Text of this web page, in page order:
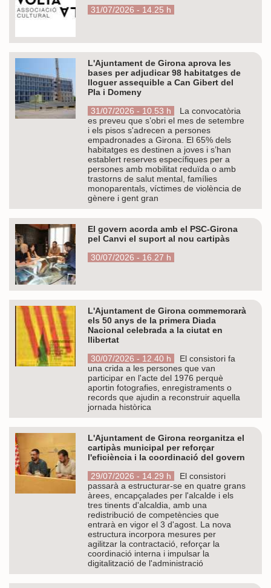
31/07/2026 - 14.25 h
L'Ajuntament de Girona aprova les
bases per adjudicar 98 habitatges de
lloguer assequible a Can Gibert del
Pla i Domeny
31/07/2026 - 10.53 h
La convocatòria
es preveu que s’obri el mes de setembre
i els pisos s'adrecen a persones
empadronades a Girona. El 65% dels
habitatges es destinen a joves i s’han
establert reserves específiques per a
persones amb mobilitat reduïda o amb
trastorns de salut mental, famílies
monoparentals, víctimes de violència de
gènere i gent gran
El govern acorda amb el PSC-Girona
pel Canvi el suport al nou cartipàs
30/07/2026 - 16.27 h
L'Ajuntament de Girona commemorarà
els 50 anys de la primera Diada
Nacional celebrada a la ciutat en
llibertat
30/07/2026 - 12.40 h
El consistori fa
una crida a les persones que van
participar en l'acte del 1976 perquè
aportin fotografies, enregistraments o
records que ajudin a reconstruir aquella
jornada històrica
L'Ajuntament de Girona reorganitza el
cartipàs municipal per reforçar
l'eficiència i la coordinació del govern
29/07/2026 - 14.29 h
El consistori
passarà a estructurar-se en quatre grans
àrees, encapçalades per l'alcalde i els
tres tinents d'alcaldia, amb una
redistribució de competències que
entrarà en vigor el 3 d'agost. La nova
estructura incorpora mesures per
agilitzar la contractació, reforçar la
coordinació interna i impulsar la
digitalització de l'administració